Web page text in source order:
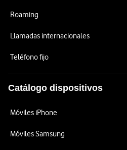
Roaming
Llamadas internacionales
Teléfono fijo
Catálogo dispositivos
Móviles iPhone
Móviles Samsung